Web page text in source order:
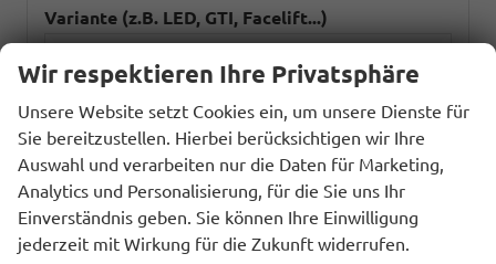
Variante (z.B. LED, GTI, Facelift...)
283 Ergebnisse anzeigen
zurücksetzen
Wir respektieren Ihre Privatsphäre
Unsere Website setzt Cookies ein, um unsere Dienste für
Sie bereitzustellen. Hierbei berücksichtigen wir Ihre
Auswahl und verarbeiten nur die Daten für Marketing,
Analytics und Personalisierung, für die Sie uns Ihr
Einverständnis geben. Sie können Ihre Einwilligung
jederzeit mit Wirkung für die Zukunft widerrufen.